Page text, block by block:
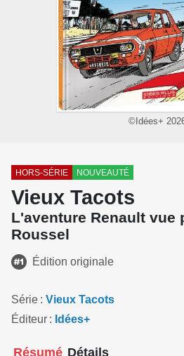
©Idées+
HORS-SÉRIE NOUVEAUTÉ
Vieux Tacots
L'aventure Renault vue
Roussel
Édition originale
Série
Vieux Tacots
Éditeur
Idées+
Résumé Détails